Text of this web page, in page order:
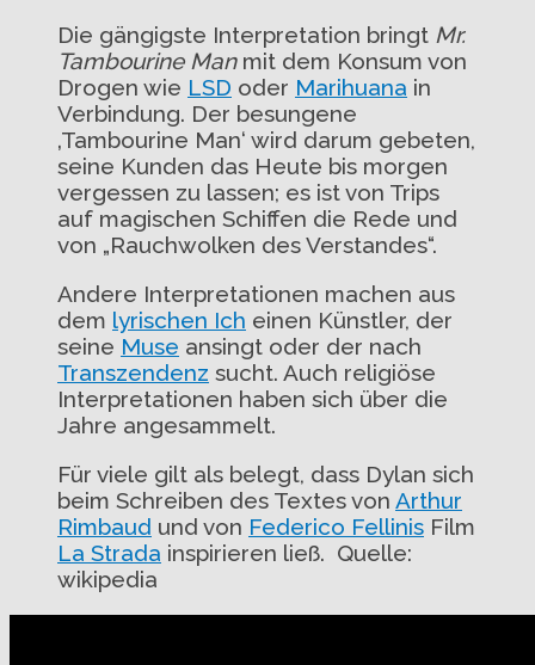
Die gängigste Interpretation bringt Mr.
Tambourine Manmit dem Konsum von
Drogen wie LSD oder Marihuana in
Verbindung. Der besungene
‚Tambourine Man‘ wird darum gebeten,
seine Kunden das Heute bis morgen
vergessen zu lassen; es ist von Trips
auf magischen Schiffen die Rede und
von „Rauchwolken des Verstandes“.
Andere Interpretationen machen aus
dem lyrischen Ich einen Künstler, der
seine Muse ansingt oder der nach
Transzendenz sucht. Auch religiöse
Interpretationen haben sich über die
Jahre angesammelt.
Für viele gilt als belegt, dass Dylan sich
beim Schreiben des Textes von Arthur
Rimbaud und von Federico Fellinis Film
La Strada inspirieren ließ. Quelle:
wikipedia